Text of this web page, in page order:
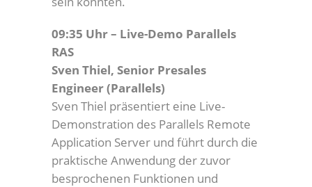
09:35 Uhr – Live-Demo Parallels
RAS
Sven Thiel, Senior Presales
Engineer (Parallels)
Sven Thiel präsentiert eine Live-
Demonstration des Parallels Remote
Application Server und führt durch die
praktische Anwendung der zuvor
besprochenen Funktionen und